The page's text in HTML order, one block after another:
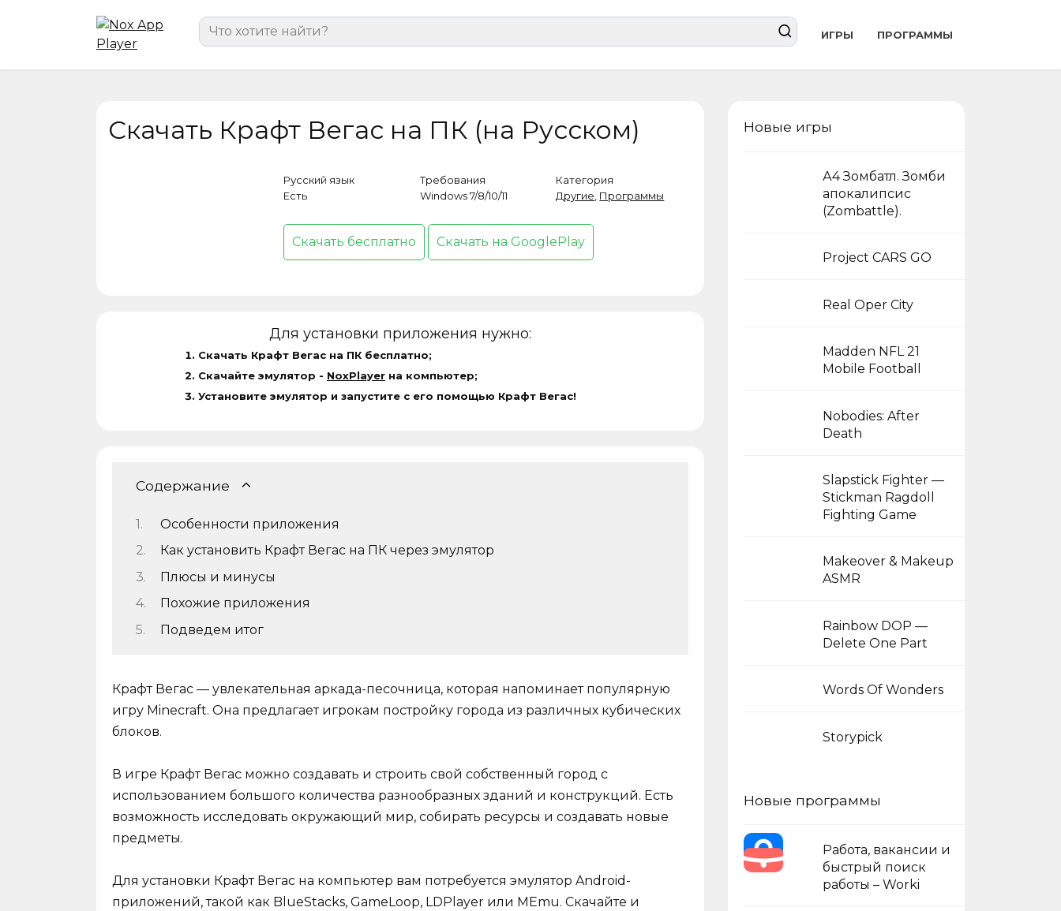
Search
for:
ИГРЫ ПРОГРАММЫ
Скачать Крафт Вегас на ПК (на Русском)
Русский язык
Есть
Требования
Windows 7/8/10/11
Категория
Другие Программы
Скачать бесплатно Скачать на GooglePlay
Для установки приложения нужно:
Скачать Крафт Вегас на ПК бесплатно;
Скачайте эмулятор - NoxPlayer на компьютер;
Установите эмулятор и запустите с его помощью Крафт Вегас!
Содержание
Особенности приложения
Как установить Крафт Вегас на ПК через эмулятор
Плюсы и минусы
Похожие приложения
Подведем итог
Крафт Вегас — увлекательная аркада-песочница, которая напоминает популярную
игру Minecraft. Она предлагает игрокам постройку города из различных кубических
блоков.
В игре Крафт Вегас можно создавать и строить свой собственный город с
использованием большого количества разнообразных зданий и конструкций. Есть
возможность исследовать окружающий мир, собирать ресурсы и создавать новые
предметы.
Для установки Крафт Вегас на компьютер вам потребуется эмулятор Android-
приложений, такой как BlueStacks, GameLoop, LDPlayer или MEmu. Скачайте и
Новые игры
А4 Зомбатл. Зомби
апокалипсис
(Zombattle).
Project CARS GO
Real Oper City
Madden NFL 21
Mobile Football
Nobodies: After
Death
Slapstick Fighter —
Stickman Ragdoll
Fighting Game
Makeover & Makeup
ASMR
Rainbow DOP —
Delete One Part
Words Of Wonders
Storypick
Новые программы
Работа, вакансии и
быстрый поиск
работы – Worki